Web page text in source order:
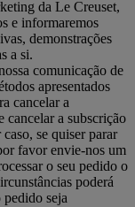
da Le Creuset,
e informaremos
demonstrações
a si.
comunicação de
apresentados
cancelar a
cancelar a subscrição
se quiser parar
favor envie-nos um
o seu pedido o
poderá
pedido seja